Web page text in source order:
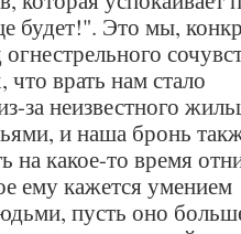
будет!". Это мы,
врать нам стало
за неизвестного
и наша бронь
на какое-то время
ему кажется умением
пусть оно